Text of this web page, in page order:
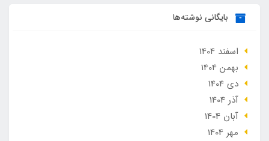
بایگانی نوشته‌ها
اسفند 1404
بهمن 1404
دی 1404
آذر 1404
آبان 1404
مهر 1404